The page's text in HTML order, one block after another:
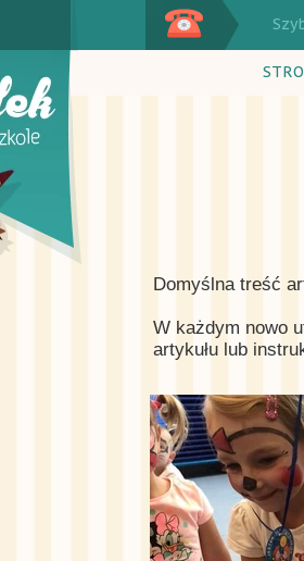
Domyślna treść
W każdym nowo
artykułu lub